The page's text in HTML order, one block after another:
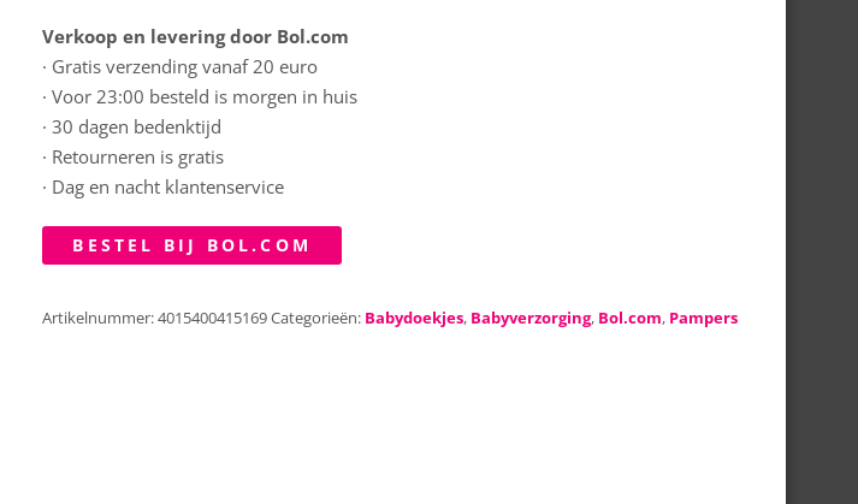
Verkoop en levering door Bol.com
· Gratis verzending vanaf 20 euro
· Voor 23:00 besteld is morgen in huis
· 30 dagen bedenktijd
· Retourneren is gratis
· Dag en nacht klantenservice
BESTEL BIJ BOL.COM
Artikelnummer:4015400415169Categorieën: Babydoekjes, Babyverzorging, Bol.com, Pampers